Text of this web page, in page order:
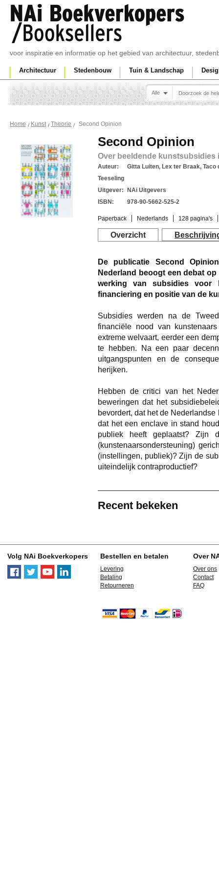
voor inspiratie en informatie op het gebied van architectuur,
Architectuur Stedenbouw Tuin & Landschap
Alle
Home Kunst Theorie Second Opinion
Second Opinion
Over beeldende kunstsubsidies
Auteur:
Gitta Luiten, Lex ter Braak, Taco
Teeseling
Uitgever:
NAi Uitgevers
ISBN:
978-90-5662-525-2
Paperback Nederlands 128 pagina's
Overzicht
De publicatie Second
Nederland beoogt een debat
werking van subsidies voor
financiering en positie van de
Subsidies werden na de
financiële nood van
extreme welvaart, eerder een
te hebben. Na een paar
uitgangspunten en de
herijken.
Hebben de critici van het
beweringen dat het
bevordert, dat het de
dat het een enclave in stand
publiek heeft geplaatst? Zijn
(kunstenaarsondersteuning)
(instellingen, publiek)? Zijn de
uiteindelijk contraproductief?
Recent bekeken
Volg NAi Boekverkopers Bestellen en betalen
Levering
Betaling
Retourneren
Over
Over ons
Contact
FAQ